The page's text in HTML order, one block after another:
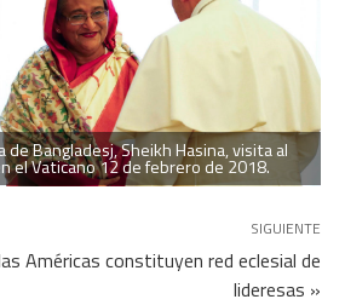
Bangladesj, Sheikh Hasina, visita al
el Vaticano 12 de febrero de 2018.
SIGUIENTE
Américas constituyen red eclesial de
lideresas »